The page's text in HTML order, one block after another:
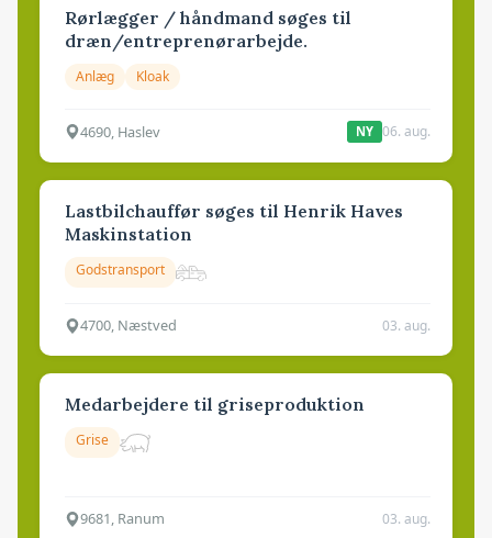
Rørlægger / håndmand søges til
dræn/entreprenørarbejde.
Anlæg Kloak
4690, Haslev NY 06. aug.
Lastbilchauffør søges til Henrik Haves
Maskinstation
Godstransport
4700, Næstved 03. aug.
Medarbejdere til griseproduktion
Grise
9681, Ranum 03. aug.